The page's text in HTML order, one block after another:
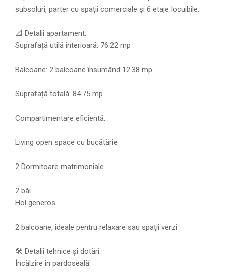
subsoluri, parter cu spații comerciale și 6 etaje locuibile.
📐 Detalii apartament:
Suprafață utilă interioară: 76.22 mp
Balcoane: 2 balcoane însumând 12.38 mp
Suprafață totală: 84.75 mp
Compartimentare eficientă:
Living open space cu bucătărie
2 Dormitoare matrimoniale
2 băi
Hol generos
2 balcoane, ideale pentru relaxare sau spații verzi
🛠️ Detalii tehnice și dotări:
Încălzire în pardoseală